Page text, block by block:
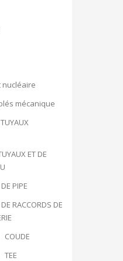
nucléaire
mécanique
ET DE
PIPE
RACCORDS DE
COUDE
TEE